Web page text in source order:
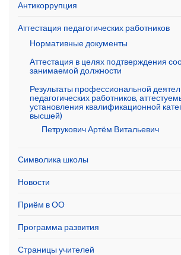
Антикоррупция
Аттестация педагогических работников
Нормативные документы
Аттестация в целях подтверждения
занимаемой должности
Результаты профессиональной
педагогических работников,
установления квалификационной
высшей)
Петрукович Артём Витальевич
Символика школы
Новости
Приём в ОО
Программа развития
Страницы учителей